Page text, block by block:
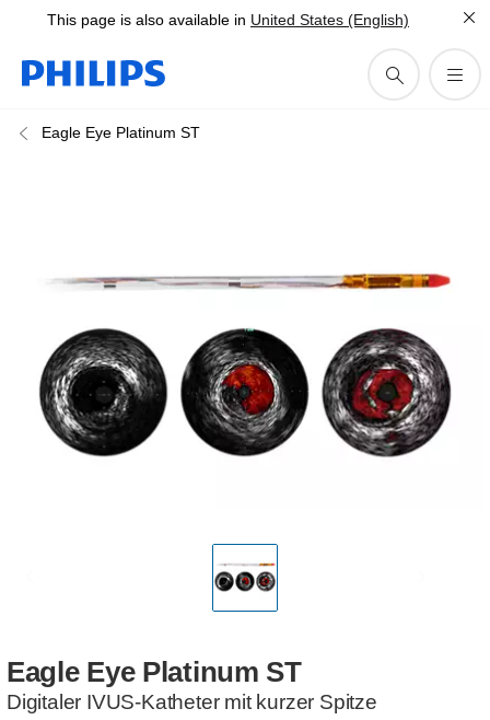
This page is also available in United States (English)
Eagle Eye Platinum ST
Eagle Eye Platinum ST
Digitaler IVUS-Katheter mit kurzer Spitze